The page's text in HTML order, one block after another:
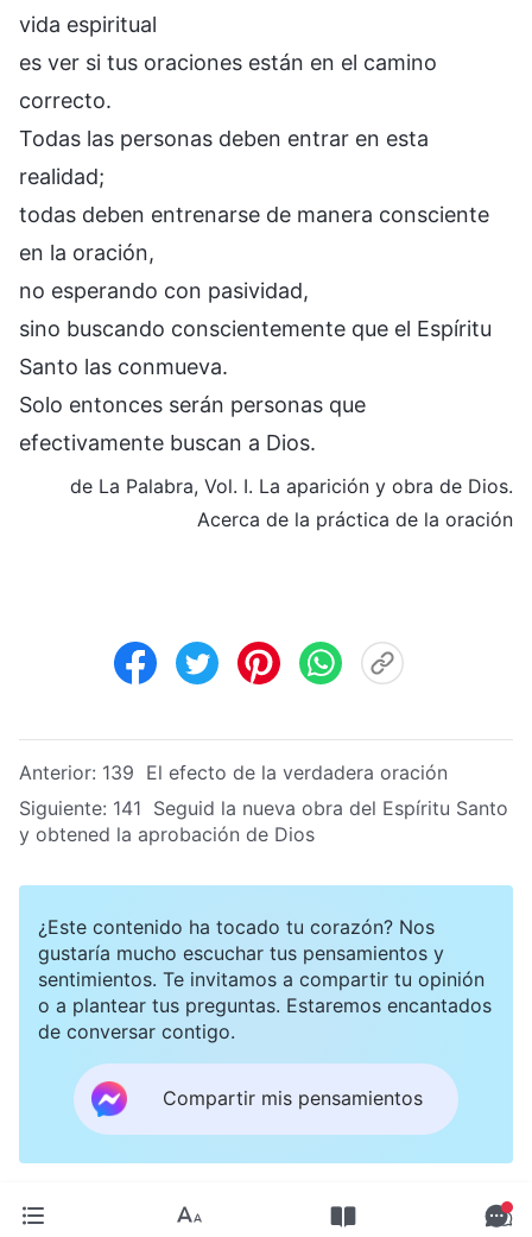
vida espiritual
es ver si tus oraciones están en el camino
correcto.
Todas las personas deben entrar en esta
realidad;
todas deben entrenarse de manera consciente
en la oración,
no esperando con pasividad,
sino buscando conscientemente que el Espíritu
Santo las conmueva.
Solo entonces serán personas que
efectivamente buscan a Dios.
de La Palabra, Vol. I. La aparición y obra de Dios.
Acerca de la práctica de la oración
Anterior: 139 El efecto de la verdadera oración
Siguiente: 141 Seguid la nueva obra del Espíritu Santo
y obtened la aprobación de Dios
¿Este contenido ha tocado tu corazón? Nos
gustaría mucho escuchar tus pensamientos y
sentimientos. Te invitamos a compartir tu opinión
o a plantear tus preguntas. Estaremos encantados
de conversar contigo.
Compartir mis pensamientos